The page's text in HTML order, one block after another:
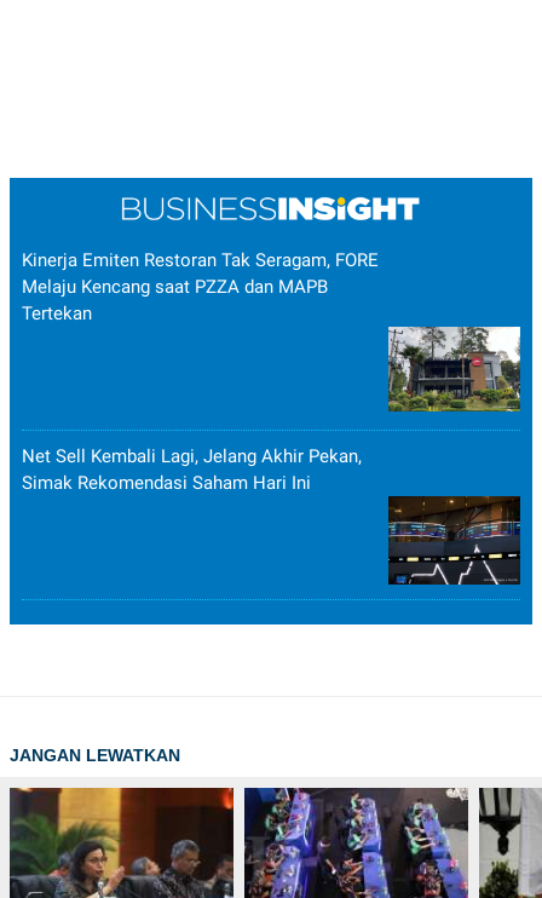
Kinerja Emiten Restoran Tak Seragam, FORE
Melaju Kencang saat PZZA dan MAPB
Tertekan
Net Sell Kembali Lagi, Jelang Akhir Pekan,
Simak Rekomendasi Saham Hari Ini
JANGAN LEWATKAN